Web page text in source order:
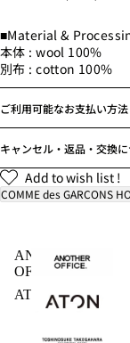
■Material &
本体 : wool 100%
別布 : cotton 100%
ご利用可能なお支払い方法
キャンセル・返品・交換
Add to wish list !
COMME des GARCONS
ANOTHER
OFFICE
ATON